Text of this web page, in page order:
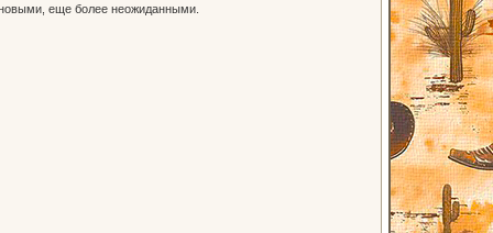
еще более неожиданными.